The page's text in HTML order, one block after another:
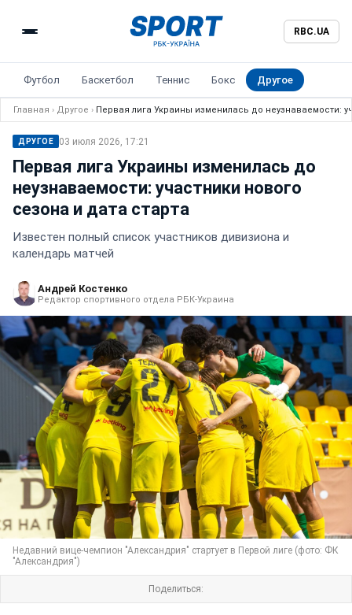
RBC.UA
Футбол Баскетбол Теннис Бокс Другое
Главная › Другое › Первая лига Украины изменилась до неузнаваемости:
ДРУГОЕ 03 июля 2026, 17:21
Первая лига Украины изменилась до
неузнаваемости: участники нового
сезона и дата старта
Известен полный список участников дивизиона и
календарь матчей
Андрей Костенко
Редактор спортивного отдела РБК-Украина
Недавний вице-чемпион "Александрия" стартует в Первой лиге (фото: ФК
"Александрия")
Поделиться: